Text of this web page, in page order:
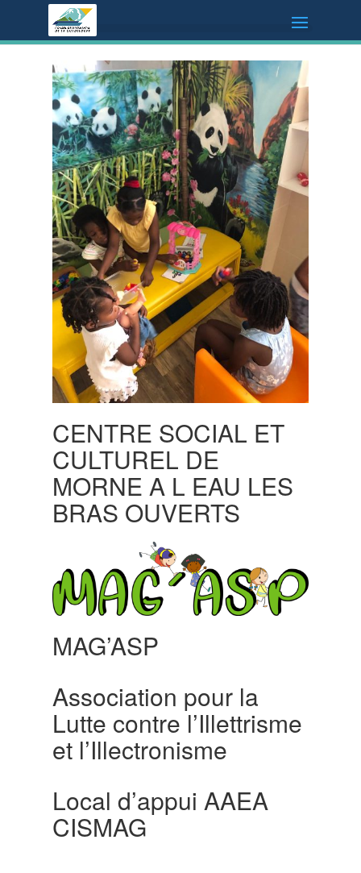
CENTRE SOCIAL ET
CULTUREL DE
MORNE A L EAU LES
BRAS OUVERTS
MAG’ASP
Association pour la
Lutte contre l’Illettrisme
et l’Illectronisme
Local d’appui AAEA
CISMAG